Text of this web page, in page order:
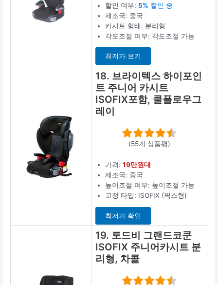
할인 여부: 5% 할인 중
제조국: 중국
카시트 형태: 분리형
각도조절 여부: 각도조절 가능
최저가 보기
18. 브라이텍스 하이포인
트 주니어 카시트
ISOFIX포함, 쿨플로우그
레이
(55개 상품평)
가격:19만원대
제조국: 중국
높이조절 여부: 높이조절 가능
고정 타입: ISOFIX (픽스형)
최저가 확인
19. 토드비 그랜드코쿤
ISOFIX 주니어카시트 분
리형, 차콜